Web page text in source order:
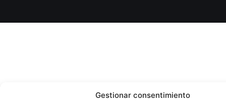
Gestionar consentimiento